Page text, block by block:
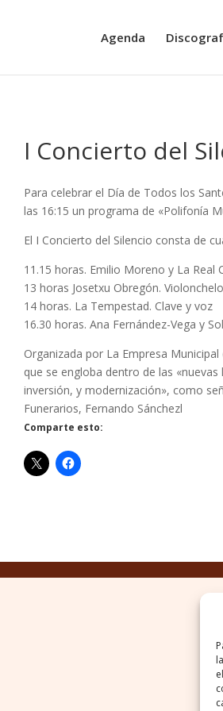
Agenda
I Concierto del
Para celebrar el Día de Todos los
las 16:15 un programa de «Polifonía
El I Concierto del Silencio consta de
11.15 horas. Emilio Moreno y La Real
13 horas Josetxu Obregón. Violonchelo
14 horas. La Tempestad. Clave y voz
16.30 horas. Ana Fernández-Vega y
Organizada por La Empresa
que se engloba dentro de las
inversión, y modernización», como
Funerarios, Fernando Sánchezl
Comparte esto: